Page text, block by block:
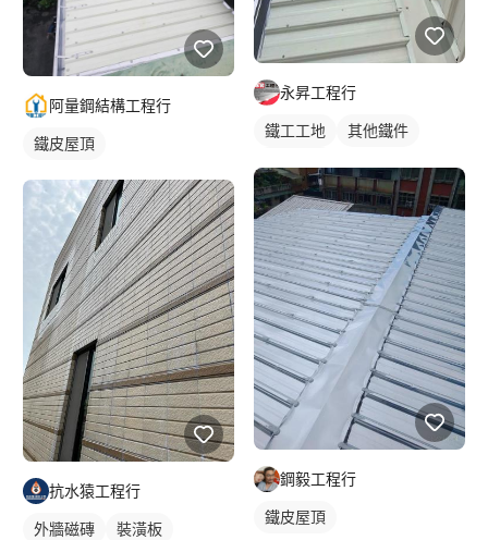
阿量鋼結構工程行
鐵皮屋頂
抗水猿工程行
外牆磁磚 裝潢板
永昇工程行
鐵工工地
其他鐵件
鋼毅工程行
鐵皮屋頂